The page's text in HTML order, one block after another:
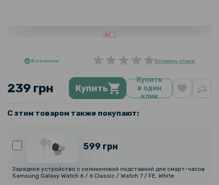
В наличии Оставить отзыв
239 грн Купить
Купить
в один
клик
С этим товаром также покупают:
599 грн
Зарядное устройство с силиконовой подставкой для смарт-часов
Samsung Galaxy Watch 6 / 6 Classic / Watch 7 / FE, White